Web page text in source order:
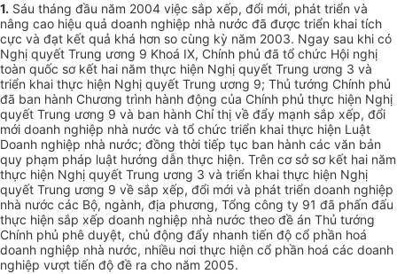
1. Sáu tháng đầu năm 2004 việc sắp xếp, đổi mới, phát triển và
nâng cao hiệu quả doanh nghiệp nhà nước đã được triển khai tích
cực và đạt kết quả khá hơn so cùng kỳ năm 2003. Ngay sau khi có
Nghị quyết Trung ương 9 Khoá IX, Chính phủ đã tổ chức Hội nghị
toàn quốc sơ kết hai năm thực hiện Nghị quyết Trung ương 3 và
triển khai thực hiện Nghị quyết Trung ương 9; Thủ tướng Chính phủ
đã ban hành Chương trình hành động của Chính phủ thực hiện Nghị
quyết Trung ương 9 và ban hành Chỉ thị về đẩy mạnh sắp xếp, đổi
mới doanh nghiệp nhà nước và tổ chức triển khai thực hiện Luật
Doanh nghiệp nhà nước; đồng thời tiếp tục ban hành các văn bản
quy phạm pháp luật hướng dẫn thực hiện. Trên cơ sở sơ kết hai năm
thực hiện Nghị quyết Trung ương 3 và triển khai thực hiện Nghị
quyết Trung ương 9 về sắp xếp, đổi mới và phát triển doanh nghiệp
nhà nước các Bộ, ngành, địa phương, Tổng công ty 91 đã phấn đấu
thực hiện sắp xếp doanh nghiệp nhà nước theo đề án Thủ tướng
Chính phủ phê duyệt, chủ động đẩy nhanh tiến độ cổ phần hoá
doanh nghiệp nhà nước, nhiều nơi thực hiện cổ phần hoá các doanh
nghiệp vượt tiến độ đề ra cho năm 2005.